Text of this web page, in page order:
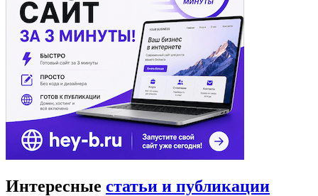
Интересные статьи и публикации